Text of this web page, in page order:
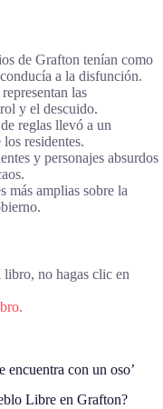
de Grafton tenían como
a la disfunción.
las
y el descuido.
reglas llevó a un
residentes.
y personajes absurdos
más amplias sobre la
libro, no hagas clic en
encuentra con un oso’
Libre en Grafton?